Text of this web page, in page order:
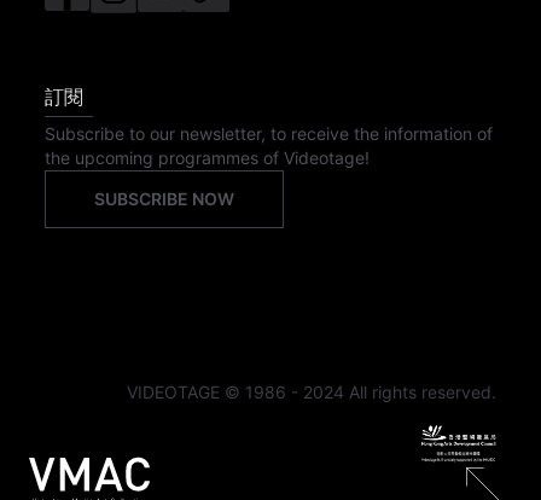
訂閱
Subscribe to our newsletter, to receive the information of
the upcoming programmes of Videotage!
SUBSCRIBE NOW
VIDEOTAGE © 1986 - 2024 All rights reserved.